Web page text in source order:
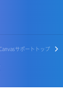
サポートトップ